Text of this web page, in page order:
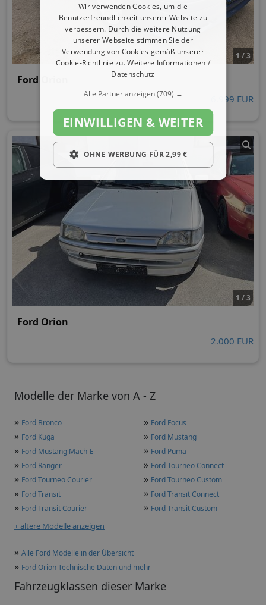
Modelle der Marke von A - Z
» Ford Bronco » Ford Focus
» Ford Kuga » Ford Mustang
» Ford Mustang Mach-E » Ford Puma
» Ford Ranger » Ford Tourneo Connect
» Ford Tourneo Courier » Ford Tourneo Custom
» Ford Transit » Ford Transit Connect
» Ford Transit Courier » Ford Transit Custom
+ ältere Modelle anzeigen
» Alle Ford Modelle in der Übersicht
» Ford Orion Technische Daten und mehr
Fahrzeugklassen dieser Marke
1 / 3
Ford Orion
6.999 EUR
1 / 3
Ford Orion
2.000 EUR
Wir verwenden Cookies, um die
Benutzerfreundlichkeit unserer Website zu
verbessern. Durch die weitere Nutzung
unserer Webseite stimmen Sie der
Verwendung von Cookies gemäß unserer
Cookie-Richtlinie zu.Weitere Informationen /
Datenschutz
Alle Partner anzeigen(709) →
EINWILLIGEN & WEITER
OHNE WERBUNG FÜR 2,99 €